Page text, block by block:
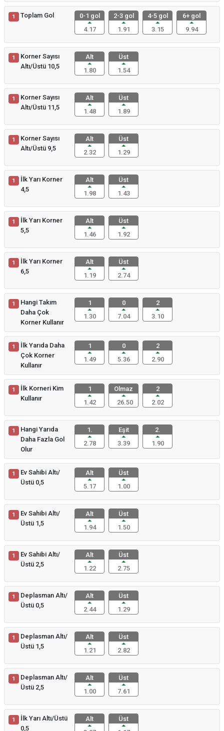
1 Toplam Gol
0-1 gol
4.17
2-3 gol
1.91
4-5 gol
3.15
6+ gol
9.94
1
Korner Sayısı
Altı/Üstü 10,5
Alt
1.80
Üst
1.54
1
Korner Sayısı
Altı/Üstü 11,5
Alt
1.48
Üst
1.89
1
Korner Sayısı
Altı/Üstü 9,5
Alt
2.32
Üst
1.29
1
İlk Yarı Korner
4,5
Alt
1.98
Üst
1.43
1
İlk Yarı Korner
5,5
Alt
1.46
Üst
1.92
1
İlk Yarı Korner
6,5
Alt
1.19
Üst
2.74
1
Hangi Takım
Daha Çok
Korner Kullanır
1
1.30
0
7.04
2
3.10
1
İlk Yarıda Daha
Çok Korner
Kullanır
1
1.49
0
5.36
2
2.90
1
İlk Korneri Kim
Kullanır
1
1.42
Olmaz
26.50
2
2.02
1
Hangi Yarıda
Daha Fazla Gol
Olur
1.
2.78
Eşit
3.39
2.
1.90
1
Ev Sahibi Altı/
Üstü 0,5
Alt
5.17
Üst
1.00
1
Ev Sahibi Altı/
Üstü 1,5
Alt
1.94
Üst
1.50
1
Ev Sahibi Altı/
Üstü 2,5
Alt
1.22
Üst
2.75
1
Deplasman Altı/
Üstü 0,5
Alt
2.44
Üst
1.29
1
Deplasman Altı/
Üstü 1,5
Alt
1.21
Üst
2.82
1
Deplasman Altı/
Üstü 2,5
Alt
1.00
Üst
7.61
1
İlk Yarı Altı/Üstü
0,5
Alt
Üst